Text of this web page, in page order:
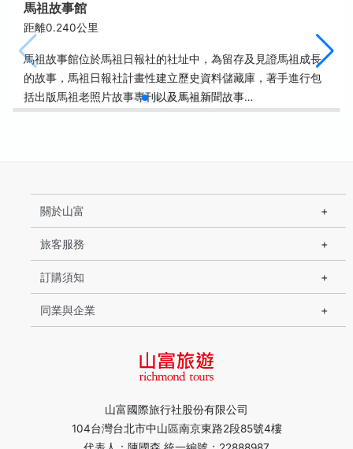
馬祖故事館
距離0.240公里
馬祖故事館位於馬祖日報社的社址中，為留存及見證馬祖成長
的故事，馬祖日報社計畫性建立歷史資料儲藏庫，著手進行包
括出版馬祖老照片故事專刊以及馬祖新聞故事…
山富國際旅行社股份有限公司
104台灣台北市中山區南京東路2段85號4樓
關於山富
旅客服務
訂購須知
同業與企業